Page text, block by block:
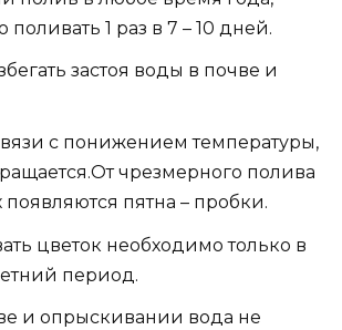
поливать 1 раз в 7 – 10 дней.
застоя воды в почве и
с понижением температуры,
чрезмерного полива
появляются пятна – пробки.
цветок необходимо только в
период.
и опрыскивании вода не